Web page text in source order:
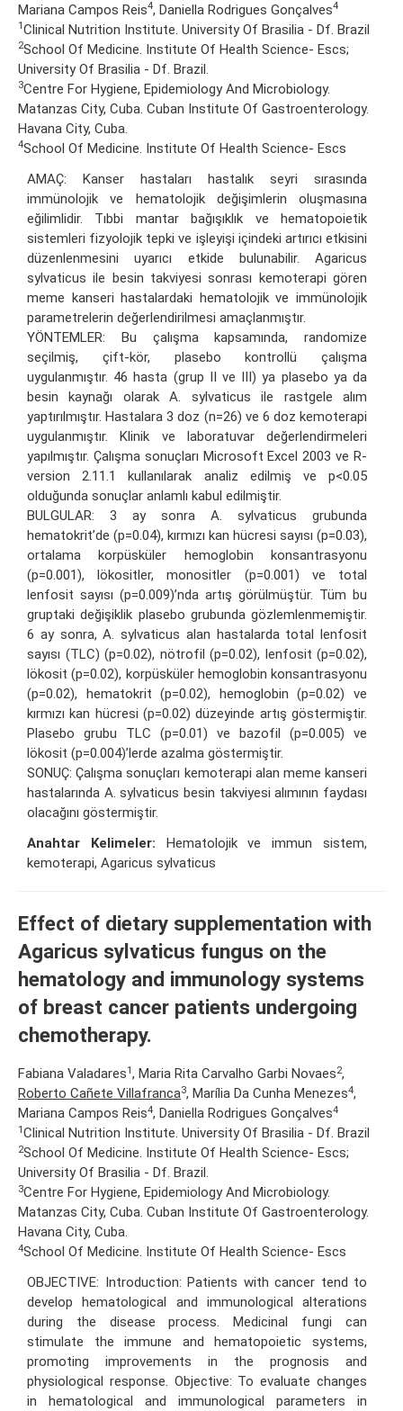
Mariana Campos Reis4, Daniella Rodrigues Gonçalves4
1Clinical Nutrition Institute. University Of Brasilia - Df. Brazil
2School Of Medicine. Institute Of Health Science- Escs;
University Of Brasilia - Df. Brazil.
3Centre For Hygiene, Epidemiology And Microbiology.
Matanzas City, Cuba. Cuban Institute Of Gastroenterology.
Havana City, Cuba.
4School Of Medicine. Institute Of Health Science- Escs
AMAÇ: Kanser hastaları hastalık seyri sırasında
immünolojik ve hematolojik değişimlerin oluşmasına
eğilimlidir. Tıbbi mantar bağışıklık ve hematopoietik
sistemleri fizyolojik tepki ve işleyişi içindeki artırıcı etkisini
düzenlenmesini uyarıcı etkide bulunabilir. Agaricus
sylvaticus ile besin takviyesi sonrası kemoterapi gören
meme kanseri hastalardaki hematolojik ve immünolojik
parametrelerin değerlendirilmesi amaçlanmıştır.
YÖNTEMLER: Bu çalışma kapsamında, randomize
seçilmiş, çift-kör, plasebo kontrollü çalışma
uygulanmıştır. 46 hasta (grup II ve III) ya plasebo ya da
besin kaynağı olarak A. sylvaticus ile rastgele alım
yaptırılmıştır. Hastalara 3 doz (n=26) ve 6 doz kemoterapi
uygulanmıştır. Klinik ve laboratuvar değerlendirmeleri
yapılmıştır. Çalışma sonuçları Microsoft Excel 2003 ve R-
version 2.11.1 kullanılarak analiz edilmiş ve p<0.05
olduğunda sonuçlar anlamlı kabul edilmiştir.
BULGULAR: 3 ay sonra A. sylvaticus grubunda
hematokrit’de (p=0.04), kırmızı kan hücresi sayısı (p=0.03),
ortalama korpüsküler hemoglobin konsantrasyonu
(p=0.001), lökositler, monositler (p=0.001) ve total
lenfosit sayısı (p=0.009)’nda artış görülmüştür. Tüm bu
gruptaki değişiklik plasebo grubunda gözlemlenmemiştir.
6 ay sonra, A. sylvaticus alan hastalarda total lenfosit
sayısı (TLC) (p=0.02), nötrofil (p=0.02), lenfosit (p=0.02),
lökosit (p=0.02), korpüsküler hemoglobin konsantrasyonu
(p=0.02), hematokrit (p=0.02), hemoglobin (p=0.02) ve
kırmızı kan hücresi (p=0.02) düzeyinde artış göstermiştir.
Plasebo grubu TLC (p=0.01) ve bazofil (p=0.005) ve
lökosit (p=0.004)’lerde azalma göstermiştir.
SONUÇ: Çalışma sonuçları kemoterapi alan meme kanseri
hastalarında A. sylvaticus besin takviyesi alımının faydası
olacağını göstermiştir.
Anahtar Kelimeler: Hematolojik ve immun sistem,
kemoterapi, Agaricus sylvaticus
Effect of dietary supplementation with
Agaricus sylvaticus fungus on the
hematology and immunology systems
of breast cancer patients undergoing
chemotherapy.
Fabiana Valadares1, Maria Rita Carvalho Garbi Novaes2,
Roberto Cañete Villafranca3, Marília Da Cunha Menezes4,
Mariana Campos Reis4, Daniella Rodrigues Gonçalves4
1Clinical Nutrition Institute. University Of Brasilia - Df. Brazil
2School Of Medicine. Institute Of Health Science- Escs;
University Of Brasilia - Df. Brazil.
3Centre For Hygiene, Epidemiology And Microbiology.
Matanzas City, Cuba. Cuban Institute Of Gastroenterology.
Havana City, Cuba.
4School Of Medicine. Institute Of Health Science- Escs
OBJECTIVE: Introduction: Patients with cancer tend to
develop hematological and immunological alterations
during the disease process. Medicinal fungi can
stimulate the immune and hematopoietic systems,
promoting improvements in the prognosis and
physiological response. Objective: To evaluate changes
in hematological and immunological parameters in